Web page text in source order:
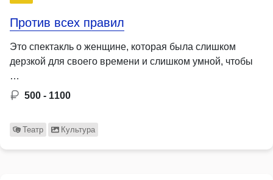
Против всех правил
Это спектакль о женщине, которая была слишком
дерзкой для своего времени и слишком умной, чтобы
…
500 - 1100
Театр Культура